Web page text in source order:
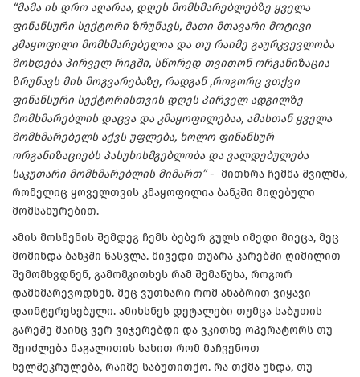
“მამა ის დრო აღარაა, დღეს მომხმარებლებზე ყველა
ფინანსური სექტორი ზრუნავს, მათი მთავარი მოტივი
კმაყოფილი მომხმარებელია და თუ რაიმე გაურკვევლობა
მოხდება პირველ რიგში, სწორედ თვითონ ორგანიზაცია
ზრუნავს მის მოგვარებაზე, რადგან ,როგორც ვთქვი
ფინანსური სექტორისთვის დღეს პირველ ადგილზე
მომხმარებლის დაცვა და კმაყოფილებაა, ამასთან ყველა
მომხმარებელს აქვს უფლება, ხოლო ფინანსურ
ორგანიზაციებს პასუხისმგებლობა და ვალდებულება
საკუთარი მომხმარებლის მიმართ”- მითხრა ჩემმა შვილმა,
რომელიც ყოველთვის კმაყოფილია ბანკში მიღებული
მომსახურებით.
ამის მოსმენის შემდეგ ჩემს ბებერ გულს იმედი მიეცა, მეც
მომინდა ბანკში წასვლა. მივედი თუარა კარებში ღიმილით
შემომხვდნენ, გამომკითხეს რამ შემაწუხა, როგორ
დამხმარევოდნენ. მეც ვუთხარი რომ ანაბრით ვიყავი
დაინტერესებული. ამიხსნეს დეტალები თუმცა საბუთის
გარეშე მაინც ვერ ვიჯერებდი და ვკითხე ოპერატორს თუ
შეიძლება მაგალითის სახით რომ მაჩვენოთ
ხელშეკრულება, რაიმე საბუთითქო. რა თქმა უნდა, თუ